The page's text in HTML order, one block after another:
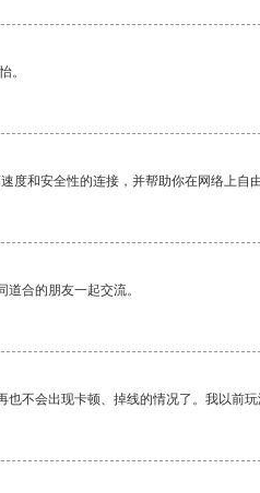
。
度和安全性的连接，并帮助你在网络上自由
合的朋友一起交流。
不会出现卡顿、掉线的情况了。我以前